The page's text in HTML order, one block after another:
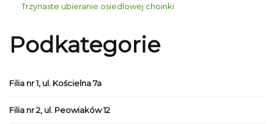
Trzynaste ubieranie osiedlowej choinki
Podkategorie
Filia nr 1, ul. Kościelna 7a
Filia nr 2, ul. Peowiaków 12